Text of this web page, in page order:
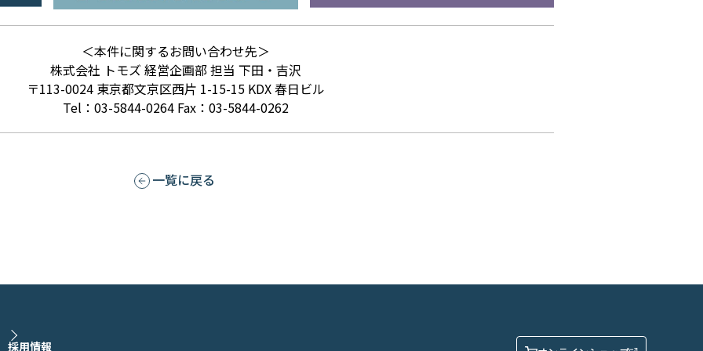
＜本件に関するお問い合わせ先＞
株式会社 トモズ 経営企画部 担当 下田・吉沢
〒113-0024 東京都文京区西片 1-15-15 KDX 春日ビル
Tel：03-5844-0264 Fax：03-5844-0262
一覧に戻る
採用情報